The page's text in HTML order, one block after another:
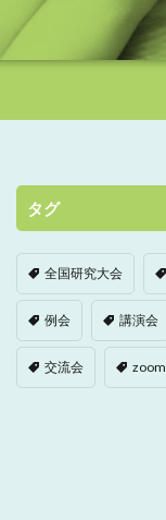
タグ
全国研究大会
例会 講演会
交流会 zoom